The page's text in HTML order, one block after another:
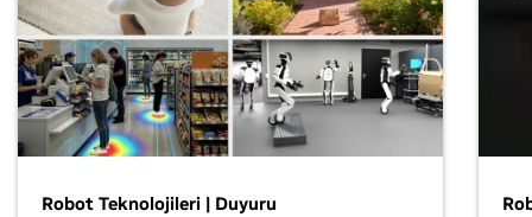
Robot Teknolojileri | Duyuru